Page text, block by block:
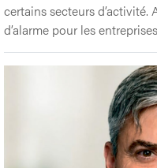
certains secteurs
d’alarme pour les